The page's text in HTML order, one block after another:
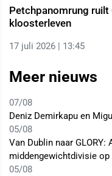
Petchpanomrung ruilt
kloosterleven
17 juli 2026 | 13:45
Meer nieuws
07/08
Deniz Demirkapu en
05/08
Van Dublin naar GLORY:
middengewichtdivisie op
05/08